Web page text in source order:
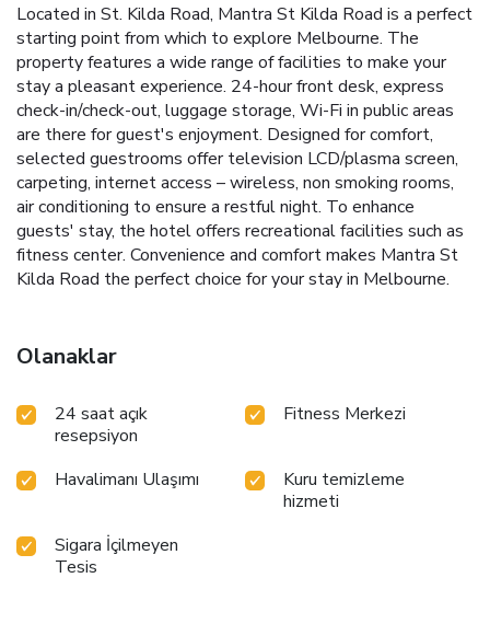
Located in St. Kilda Road, Mantra St Kilda Road is a perfect
starting point from which to explore Melbourne. The
property features a wide range of facilities to make your
stay a pleasant experience. 24-hour front desk, express
check-in/check-out, luggage storage, Wi-Fi in public areas
are there for guest's enjoyment. Designed for comfort,
selected guestrooms offer television LCD/plasma screen,
carpeting, internet access – wireless, non smoking rooms,
air conditioning to ensure a restful night. To enhance
guests' stay, the hotel offers recreational facilities such as
fitness center. Convenience and comfort makes Mantra St
Kilda Road the perfect choice for your stay in Melbourne.
Olanaklar
24 saat açık
resepsiyon
Fitness Merkezi
Havalimanı Ulaşımı
Kuru temizleme
hizmeti
Sigara İçilmeyen
Tesis